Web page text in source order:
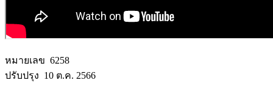
หมายเลข 6258
ปรับปรุง 10 ต.ค. 2566